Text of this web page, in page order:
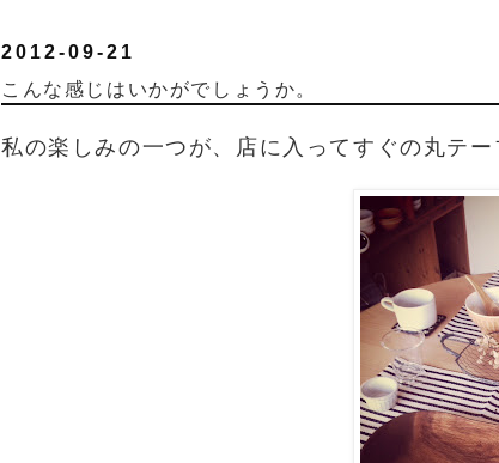
2012-09-21
こんな感じはいかがでしょうか。
私の楽しみの一つが、店に入ってすぐの丸テー